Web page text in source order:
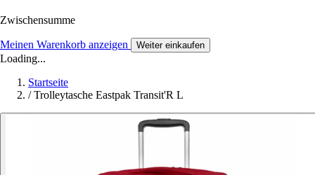
Zwischensumme
Meinen Warenkorb anzeigen Weiter einkaufen
Loading...
Startseite
/ Trolleytasche Eastpak Transit'R L